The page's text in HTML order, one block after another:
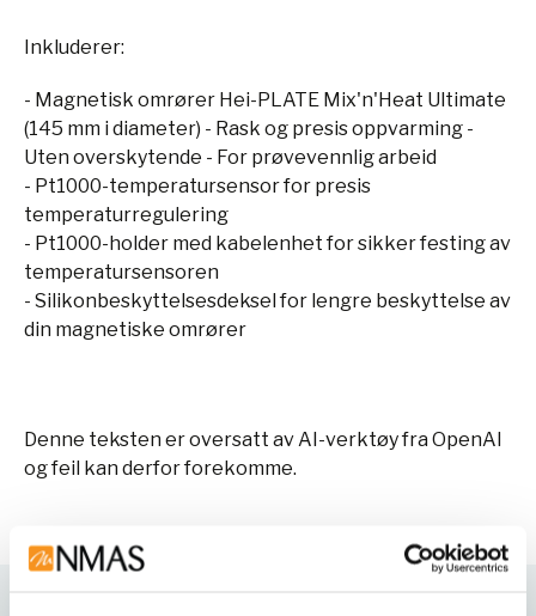
Inkluderer:
- Magnetisk omrører Hei-PLATE Mix'n'Heat Ultimate
(145 mm i diameter) - Rask og presis oppvarming -
Uten overskytende - For prøvevennlig arbeid
- Pt1000-temperatursensor for presis
temperaturregulering
- Pt1000-holder med kabelenhet for sikker festing av
temperatursensoren
- Silikonbeskyttelsesdeksel for lengre beskyttelse av
din magnetiske omrører
Denne teksten er oversatt av AI-verktøy fra OpenAI
og feil kan derfor forekomme.